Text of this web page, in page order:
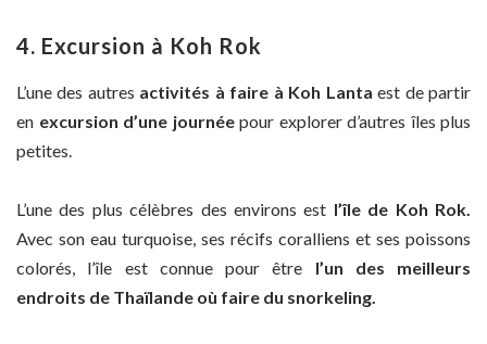
4. Excursion à Koh Rok
L’une des autres activités à faire à Koh Lanta est de partir
en excursion d’une journéepour explorer d’autres îles plus
petites.
L’une des plus célèbres des environs est l’île de Koh Rok.
Avec son eau turquoise, ses récifs coralliens et ses poissons
colorés, l’île est connue pour être l’un des meilleurs
endroits de Thaïlande où faire du snorkeling.